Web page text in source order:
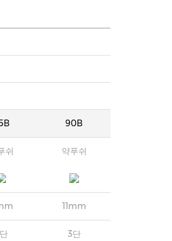
90B
쉬 약푸쉬
11mm
3단